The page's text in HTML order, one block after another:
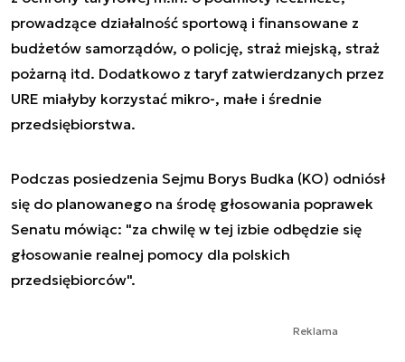
prowadzące działalność sportową i finansowane z
budżetów samorządów, o policję, straż miejską, straż
pożarną itd. Dodatkowo z taryf zatwierdzanych przez
URE miałyby korzystać mikro-, małe i średnie
przedsiębiorstwa.
Podczas posiedzenia Sejmu Borys Budka (KO) odniósł
się do planowanego na środę głosowania poprawek
Senatu mówiąc: "za chwilę w tej izbie odbędzie się
głosowanie realnej pomocy dla polskich
przedsiębiorców".
Reklama